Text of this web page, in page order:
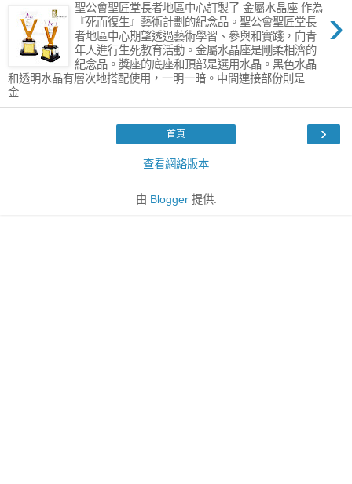
›
聖公會聖匠堂長者地區中心訂製了 金屬水晶座 作為
『死而復生』藝術計劃的紀念品。聖公會聖匠堂長
者地區中心期望透過藝術學習、參與和實踐，向青
年人進行生死教育活動。金屬水晶座是剛柔相濟的
紀念品。獎座的底座和頂部是選用水晶。黑色水晶
和透明水晶有層次地搭配使用，一明一暗。中間連接部份則是
金...
›
首頁
查看網絡版本
由 Blogger提供.